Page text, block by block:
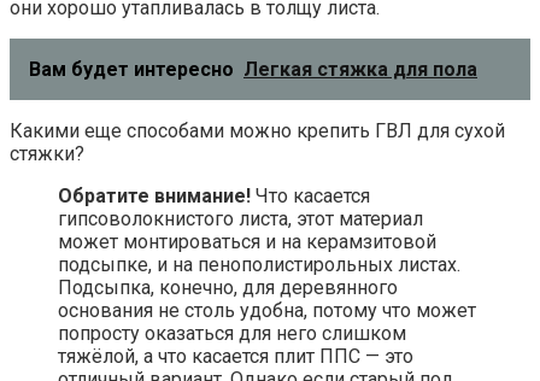
они хорошо утапливалась в толщу листа.
Вам будет интересно Легкая стяжка для пола
Какими еще способами можно крепить ГВЛ для сухой
стяжки?
Обратите внимание! Что касается
гипсоволокнистого листа, этот материал
может монтироваться и на керамзитовой
подсыпке, и на пенополистирольных листах.
Подсыпка, конечно, для деревянного
основания не столь удобна, потому что может
попросту оказаться для него слишком
тяжёлой, а что касается плит ППС — это